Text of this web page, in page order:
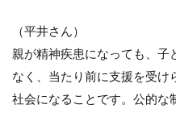
（平井さん）
親が精神疾患になっても、子
なく、当たり前に支援を受け
社会になることです。公的な